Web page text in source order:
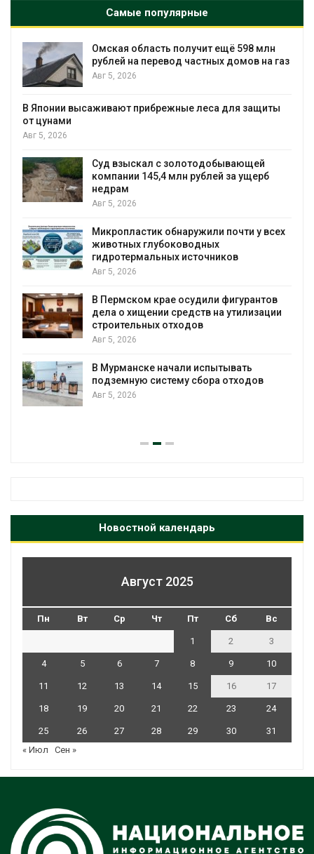
Самые популярные
Омская область получит ещё 598 млн
рублей на перевод частных домов на газ
Авг 5, 2026
В Японии высаживают прибрежные леса для защиты
от цунами
Авг 5, 2026
Суд взыскал с золотодобывающей
компании 145,4 млн рублей за ущерб
недрам
Авг 5, 2026
Микропластик обнаружили почти у всех
животных глубоководных
гидротермальных источников
Авг 5, 2026
В Пермском крае осудили фигурантов
дела о хищении средств на утилизации
строительных отходов
Авг 5, 2026
В Мурманске начали испытывать
подземную систему сбора отходов
Авг 5, 2026
Новостной календарь
Август 2025
Пн Вт Ср Чт Пт Сб Вс
1 2 3
4 5 6 7 8 9 10
11 12 13 14 15 16 17
18 19 20 21 22 23 24
25 26 27 28 29 30
31
« Июл
Сен »